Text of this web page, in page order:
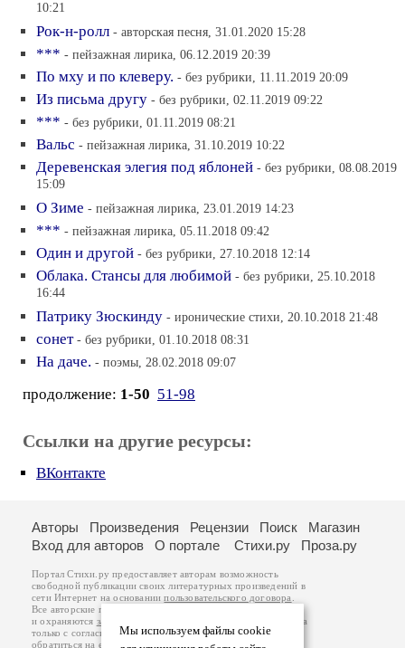
10:21
Рок-н-ролл - авторская песня, 31.01.2020 15:28
*** - пейзажная лирика, 06.12.2019 20:39
По мху и по клеверу. - без рубрики, 11.11.2019 20:09
Из письма другу - без рубрики, 02.11.2019 09:22
*** - без рубрики, 01.11.2019 08:21
Вальс - пейзажная лирика, 31.10.2019 10:22
Деревенская элегия под яблоней - без рубрики, 08.08.2019
15:09
О Зиме - пейзажная лирика, 23.01.2019 14:23
*** - пейзажная лирика, 05.11.2018 09:42
Один и другой - без рубрики, 27.10.2018 12:14
Облака. Стансы для любимой - без рубрики, 25.10.2018
16:44
Патрику Зюскинду - иронические стихи, 20.10.2018 21:48
сонет - без рубрики, 01.10.2018 08:31
На даче. - поэмы, 28.02.2018 09:07
продолжение: 1-50 51-98
Ссылки на другие ресурсы:
ВКонтакте
Мы используем файлы cookie
Авторы Произведения Рецензии Поиск
Магазин
Вход для авторов
О портале Стихи.ру Проза.ру
Портал Стихи.ру предоставляет авторам возможность
свободной публикации своих литературных произведений в
сети Интернет на основаниипользовательского договора
Все авторские права на произведения принадлежат авторам
и охраняются законом
. Перепечатка произведений возможна
только с согласия его автора, к которому вы можете
обратиться на его авторской странице. Ответственность за